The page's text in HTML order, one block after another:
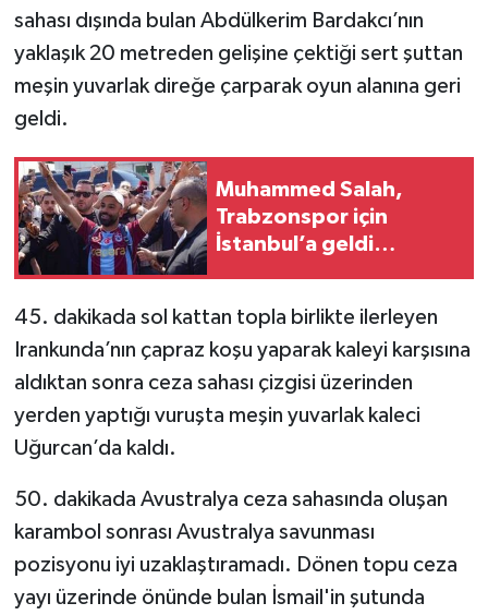
sahası dışında bulan Abdülkerim Bardakcı’nın
yaklaşık 20 metreden gelişine çektiği sert şuttan
meşin yuvarlak direğe çarparak oyun alanına geri
geldi.
Muhammed Salah,
Trabzonspor için
İstanbul’a geldi
45. dakikada sol kattan topla birlikte ilerleyen
Irankunda’nın çapraz koşu yaparak kaleyi karşısına
aldıktan sonra ceza sahası çizgisi üzerinden
yerden yaptığı vuruşta meşin yuvarlak kaleci
Uğurcan’da kaldı.
50. dakikada Avustralya ceza sahasında oluşan
karambol sonrası Avustralya savunması
pozisyonu iyi uzaklaştıramadı. Dönen topu ceza
yayı üzerinde önünde bulan İsmail'in şutunda